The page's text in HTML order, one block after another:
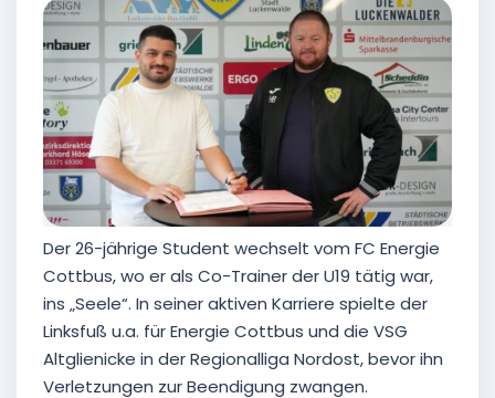
Der 26-jährige Student wechselt vom FC Energie
Cottbus, wo er als Co-Trainer der U19 tätig war,
ins „Seele“. In seiner aktiven Karriere spielte der
Linksfuß u.a. für Energie Cottbus und die VSG
Altglienicke in der Regionalliga Nordost, bevor ihn
Verletzungen zur Beendigung zwangen.